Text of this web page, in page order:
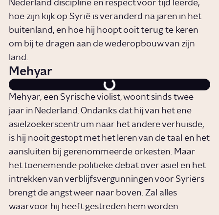
Nederland discipline en respect voor tijd leerde,
hoe zijn kijk op Syrië is veranderd na jaren in het
buitenland, en hoe hij hoopt ooit terug te keren
om bij te dragen aan de wederopbouw van zijn
land.
Mehyar
Mehyar, een Syrische violist, woont sinds twee
jaar in Nederland. Ondanks dat hij van het ene
asielzoekerscentrum naar het andere verhuisde,
is hij nooit gestopt met het leren van de taal en het
aansluiten bij gerenommeerde orkesten. Maar
het toenemende politieke debat over asiel en het
intrekken van verblijfsvergunningen voor Syriërs
brengt de angst weer naar boven. Zal alles
waarvoor hij heeft gestreden hem worden